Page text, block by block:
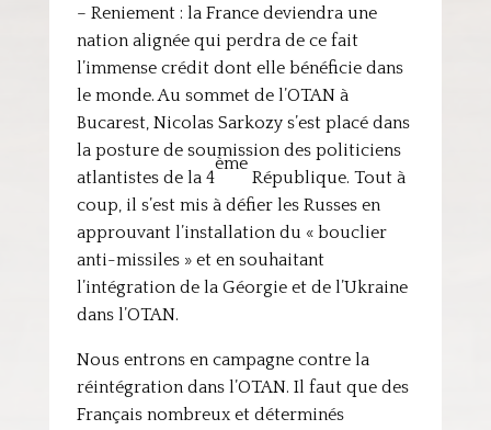
– Reniement : la France deviendra une
nation alignée qui perdra de ce fait
l’immense crédit dont elle bénéficie dans
le monde. Au sommet de l’OTAN à
Bucarest, Nicolas Sarkozy s’est placé dans
la posture de soumission des politiciens
atlantistes de la 4
ème
République. Tout à
coup, il s’est mis à défier les Russes en
approuvant l’installation du « bouclier
anti-missiles » et en souhaitant
l’intégration de la Géorgie et de l’Ukraine
dans l’OTAN.
Nous entrons en campagne contre la
réintégration dans l’OTAN. Il faut que des
Français nombreux et déterminés